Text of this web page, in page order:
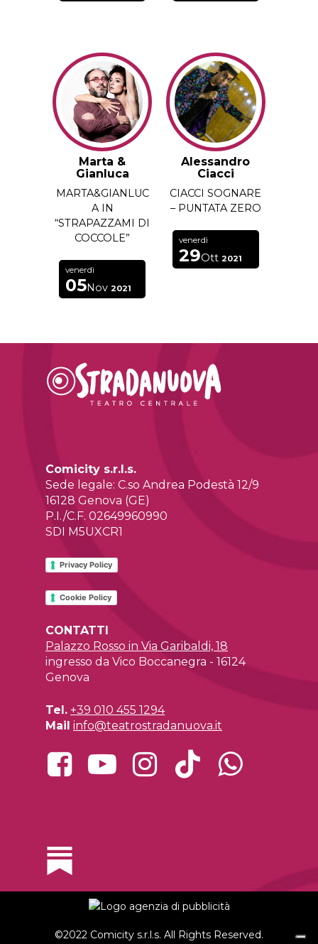
Marta &
Gianluca
MARTA&GIANLUC
A IN
“STRAPAZZAMI DI
COCCOLE”
venerdì
05Nov 2021
Alessandro
Ciacci
CIACCI SOGNARE
– PUNTATA ZERO
venerdì
29Ott 2021
Comicity s.r.l.s.
Sede legale: C.so Andrea Podestà 12/9
16128 Genova (GE)
P.I./C.F. 02649960990
SDI M5UXCR1
Privacy Policy
Cookie Policy
CONTATTI
Palazzo Rosso in Via Garibaldi, 18
ingresso da Vico Boccanegra - 16124
Genova
Tel. +39 010 455 1294
Mail info@teatrostradanuova.it
©2022 Comicity s.r.l.s. All Rights Reserved.